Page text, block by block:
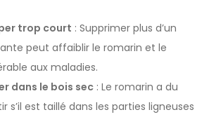
trop court : Supprimer plus d’un
peut affaiblir le romarin et le
aux maladies.
dans le bois sec : Le romarin a du
s’il est taillé dans les parties ligneuses